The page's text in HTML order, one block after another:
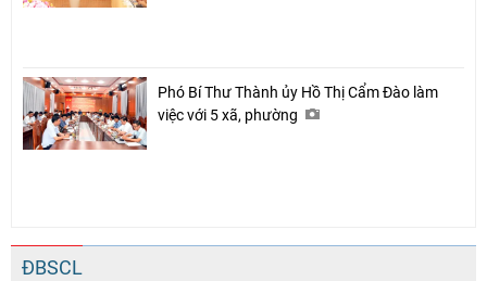
Phó Bí Thư Thành ủy Hồ Thị Cẩm Đào làm
việc với 5 xã, phường
ĐBSCL